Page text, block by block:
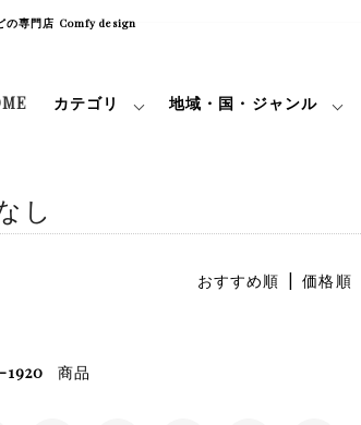
の専門店 Comfy design
カテゴリ 地域・国・ジャンル
し
おすすめ順 |価格順
1920 商品